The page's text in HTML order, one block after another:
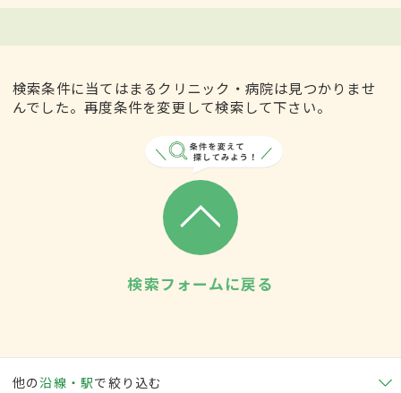
検索条件に当てはまるクリニック・病院は見つかりませ
んでした。再度条件を変更して検索して下さい。
検索フォームに戻る
他の沿線・駅で絞り込む